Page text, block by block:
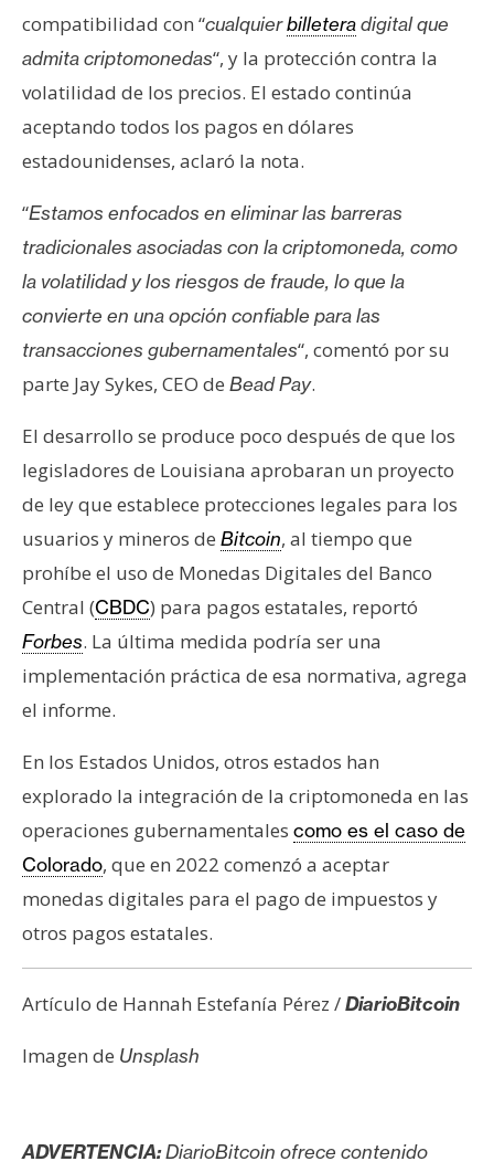
compatibilidad con “cualquierbilleteradigital que
admita criptomonedas“, y la protección contra la
volatilidad de los precios. El estado continúa
aceptando todos los pagos en dólares
estadounidenses, aclaró la nota.
“Estamos enfocados en eliminar las barreras
tradicionales asociadas con la criptomoneda, como
la volatilidad y los riesgos de fraude, lo que la
convierte en una opción confiable para las
transacciones gubernamentales“, comentó por su
parte Jay Sykes, CEO de Bead Pay.
El desarrollo se produce poco después de que los
legisladores de Louisiana aprobaran un proyecto
de ley que establece protecciones legales para los
usuarios y mineros de Bitcoin, al tiempo que
prohíbe el uso de Monedas Digitales del Banco
Central (CBDC) para pagos estatales, reportó
Forbes. La última medida podría ser una
implementación práctica de esa normativa, agrega
el informe.
En los Estados Unidos, otros estados han
explorado la integración de la criptomoneda en las
operaciones gubernamentales como es el caso de
Colorado, que en 2022 comenzó a aceptar
monedas digitales para el pago de impuestos y
otros pagos estatales.
Artículo de Hannah Estefanía Pérez /DiarioBitcoin
Imagen de Unsplash
ADVERTENCIA:DiarioBitcoin ofrece contenido